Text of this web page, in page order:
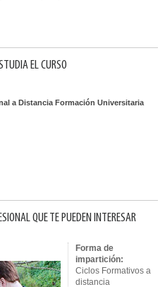
EL CURSO
a Distancia Formación Universitaria
QUE TE PUEDEN INTERESAR
Forma de
impartición:
Ciclos Formativos a
distancia